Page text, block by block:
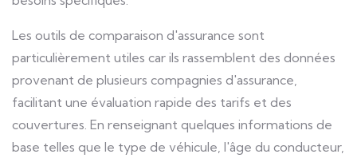
Les outils de comparaison d'assurance sont
particulièrement utiles car ils rassemblent des données
provenant de plusieurs compagnies d'assurance,
facilitant une évaluation rapide des tarifs et des
couvertures. En renseignant quelques informations de
base telles que le type de véhicule, l'âge du conducteur,